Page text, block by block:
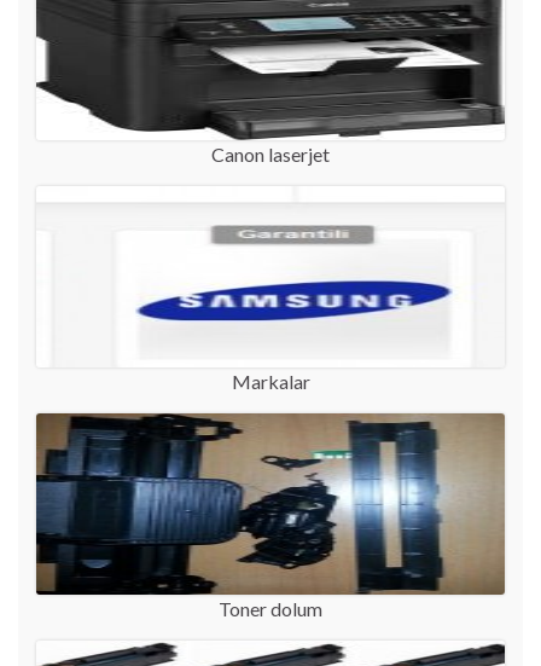
Canon laserjet
Markalar
Toner dolum